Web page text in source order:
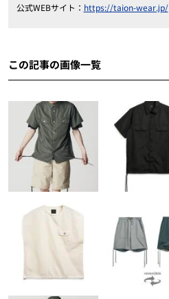
公式WEBサイト： https://taion-wear.jp/
この記事の画像一覧